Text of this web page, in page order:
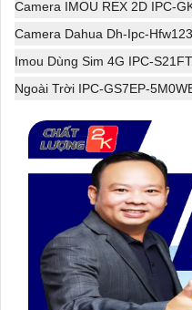
Camera IMOU REX 2D IPC-
Camera Dahua Dh-Ipc-
Imou Dùng Sim 4G IPC-
Ngoài Trời IPC-GS7EP-